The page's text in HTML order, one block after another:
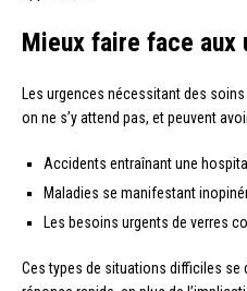
Mieux faire face aux
Les urgences nécessitant des
on ne s’y attend pas, et peuvent
Accidents entraînant une
Maladies se manifestant
Les besoins urgents de verres
Ces types de situations difficiles se